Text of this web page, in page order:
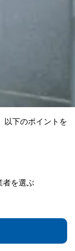
以下のポイントを
者を選ぶ